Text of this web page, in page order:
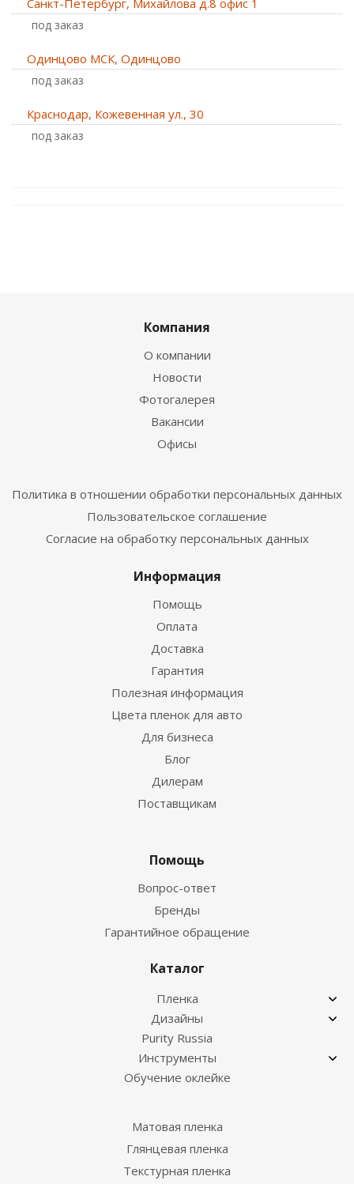
Санкт-Петербург, Михайлова д.8 офис 1
Под заказ
Одинцово МСК, Одинцово
Под заказ
Краснодар, Кожевенная ул., 30
Под заказ
Компания
О компании
Новости
Фотогалерея
Вакансии
Офисы
Политика в отношении обработки персональных данных
Пользовательское соглашение
Согласие на обработку персональных данных
Информация
Помощь
Оплата
Доставка
Гарантия
Полезная информация
Цвета пленок для авто
Для бизнеса
Блог
Дилерам
Поставщикам
Помощь
Вопрос-ответ
Бренды
Гарантийное обращение
Каталог
Пленка
Дизайны
Purity Russia
Инструменты
Обучение оклейке
Матовая пленка
Глянцевая пленка
Текстурная пленка